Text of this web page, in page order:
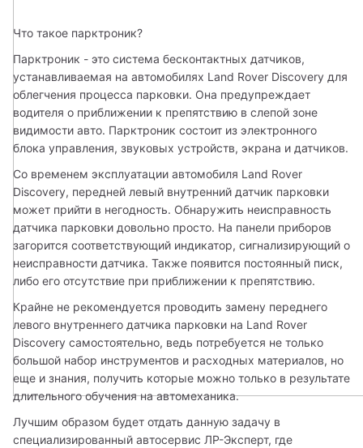
Что такое парктроник?
Парктроник - это система бесконтактных датчиков,
устанавливаемая на автомобилях Land Rover Discovery для
облегчения процесса парковки. Она предупреждает
водителя о приближении к препятствию в слепой зоне
видимости авто. Парктроник состоит из электронного
блока управления, звуковых устройств, экрана и датчиков.
Со временем эксплуатации автомобиля Land Rover
Discovery, передней левый внутренний датчик парковки
может прийти в негодность. Обнаружить неисправность
датчика парковки довольно просто. На панели приборов
загорится соответствующий индикатор, сигнализирующий о
неисправности датчика. Также появится постоянный писк,
либо его отсутствие при приближении к препятствию.
Крайне не рекомендуется проводить замену переднего
левого внутреннего датчика парковки на Land Rover
Discovery самостоятельно, ведь потребуется не только
большой набор инструментов и расходных материалов, но
еще и знания, получить которые можно только в результате
длительного обучения на автомеханика.
Лучшим образом будет отдать данную задачу в
специализированный автосервис ЛР-Эксперт, где